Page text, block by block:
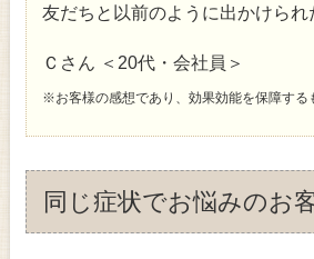
友だちと以前のように出かけられ
Ｃさん ＜20代・会社員＞
※お客様の感想であり、効果効能を保障する
同じ症状でお悩みのお